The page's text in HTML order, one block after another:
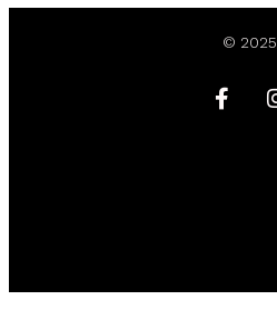
© 2025